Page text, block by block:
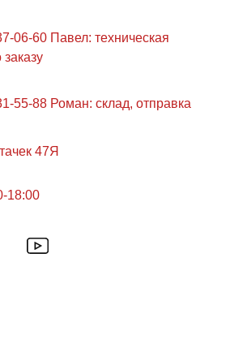
06-60 Павел: техническая
заказу
55-88 Роман: склад, отправка
47Я
18:00